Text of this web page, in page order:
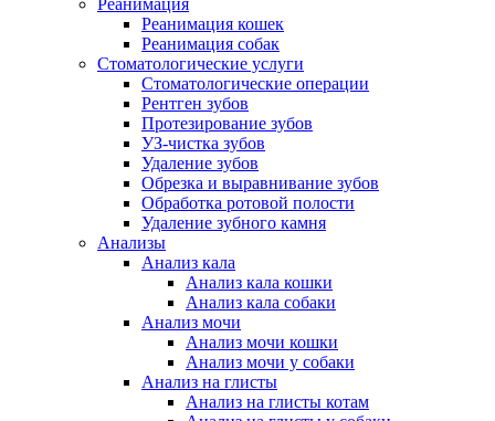
Реанимация
Реанимация кошек
Реанимация собак
Стоматологические услуги
Стоматологические операции
Рентген зубов
Протезирование зубов
УЗ-чистка зубов
Удаление зубов
Обрезка и выравнивание зубов
Обработка ротовой полости
Удаление зубного камня
Анализы
Анализ кала
Анализ кала кошки
Анализ кала собаки
Анализ мочи
Анализ мочи кошки
Анализ мочи у собаки
Анализ на глисты
Анализ на глисты котам